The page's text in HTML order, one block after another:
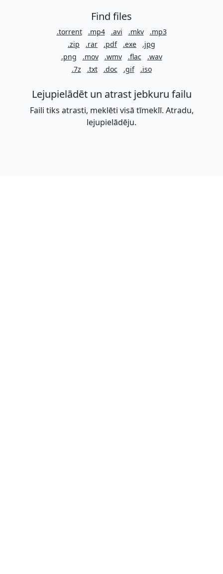
Find files
.torrent .mp4 .avi .mkv
.mp3
.zip
.rar .pdf .exe
.jpg
.png
.mov .wmv .flac
.wav
.7z
.txt .doc .gif .iso
Lejupielādēt un atrast jebkuru failu
Faili tiks atrasti, meklēti visā tīmeklī. Atradu,
lejupielādēju.